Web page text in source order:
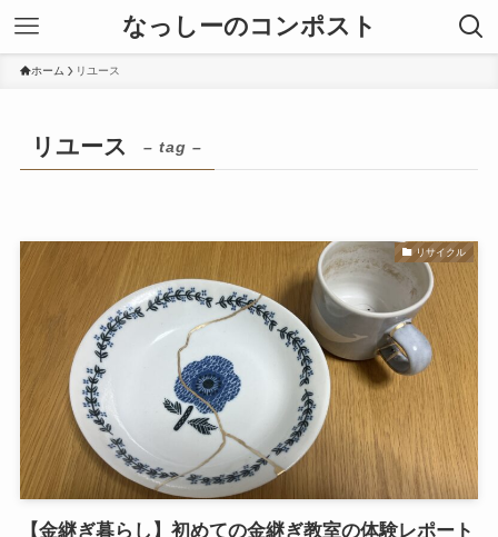
なっしーのコンポスト
ホーム リユース
リユース – tag –
リサイクル
【金継ぎ暮らし】初めての金継ぎ教室の体験レポート